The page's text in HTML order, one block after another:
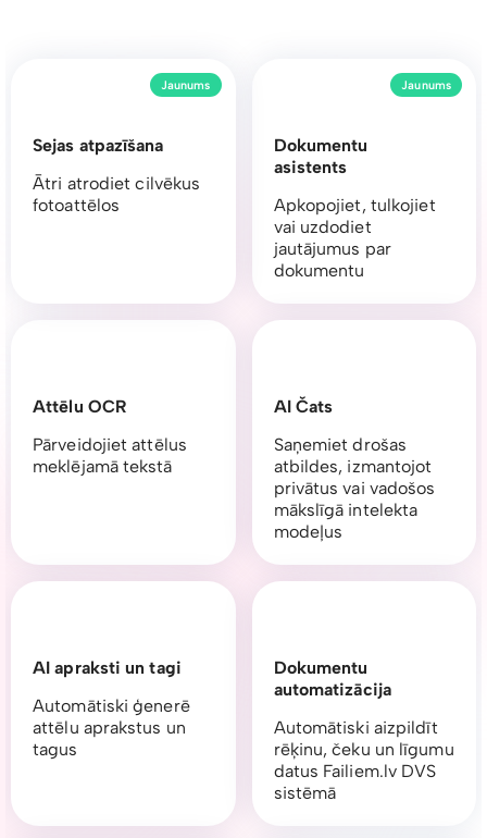
Dokumentu
asistents
Apkopojiet, tulkojiet
vai uzdodiet
jautājumus par
dokumentu
Jaunums
Attēlu OCR
Pārveidojiet attēlus
meklējamā tekstā
AI Čats
Saņemiet drošas
atbildes, izmantojot
privātus vai vadošos
mākslīgā intelekta
modeļus
AI apraksti un tagi
Automātiski ģenerē
attēlu aprakstus un
tagus
Dokumentu
automatizācija
Automātiski aizpildīt
rēķinu, čeku un līgumu
datus Failiem.lv DVS
sistēmā
Sejas atpazīšana
Ātri atrodiet cilvēkus
fotoattēlos
Jaunums